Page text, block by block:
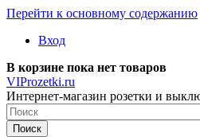
Перейти к основному содержанию
Вход
В корзине пока нет товаров
VIProzetki.ru
Интернет-магазин розетки и